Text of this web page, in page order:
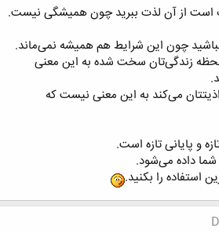
است از آن لذت ببرید چون همیشگی نیست.
چون این شرایط هم همیشه نمی‌ماند.
زندگی‌تان سخت شده به این معنی
می‌کند به این معنی نیست که
و پایانی تازه است.
داده می‌شود.
استفاده را بکنید.